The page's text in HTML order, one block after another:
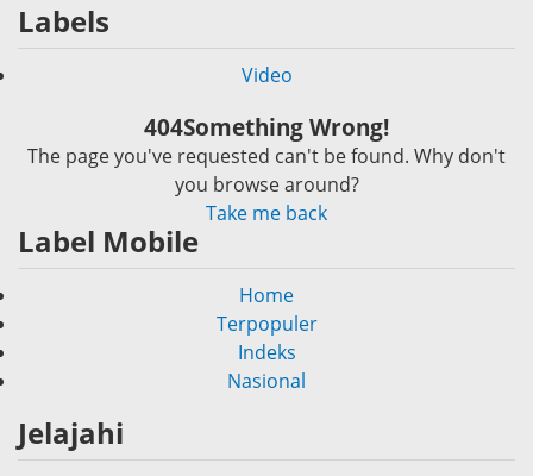
Labels
Video
404Something Wrong!
The page you've requested can't be found. Why don't
you browse around?
Take me back
Label Mobile
Home
Terpopuler
Indeks
Nasional
Jelajahi